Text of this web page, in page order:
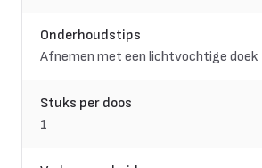
Onderhoudstips
Afnemen met een lichtvochtige doek
Stuks per doos
1